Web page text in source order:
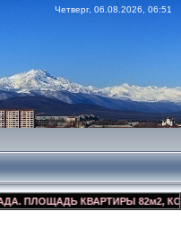
Четверг, 06.08.2026, 06:51
КВАРТИРЫ 82м2,